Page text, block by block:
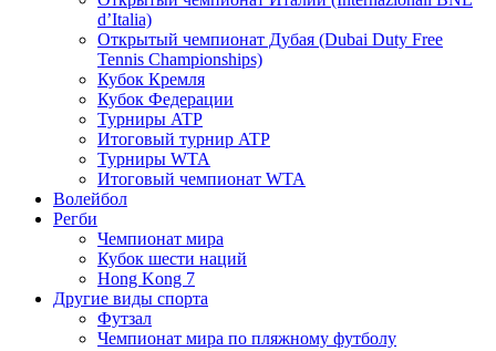
d’Italia)
Открытый чемпионат Дубая (Dubai Duty Free
Tennis Championships)
Кубок Кремля
Кубок Федерации
Турниры ATP
Итоговый турнир ATP
Турниры WTA
Итоговый чемпионат WTA
Волейбол
Регби
Чемпионат мира
Кубок шести наций
Hong Kong 7
Другие виды спорта
Футзал
Чемпионат мира по пляжному футболу